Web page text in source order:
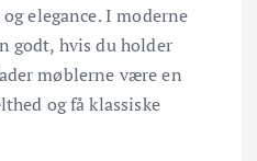
elegance. I moderne
godt, hvis du holder
møblerne være en
og få klassiske